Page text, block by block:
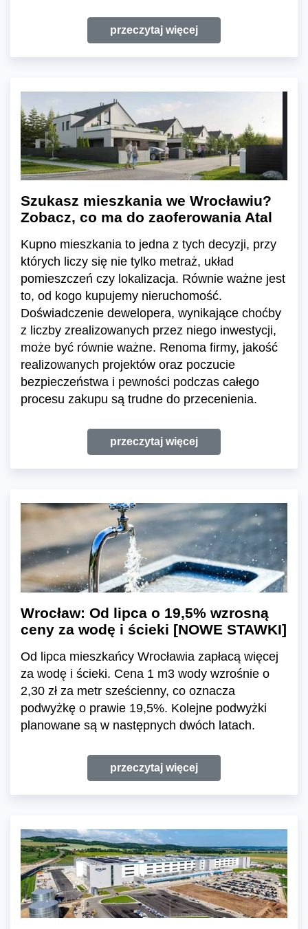
przeczytaj więcej
Szukasz mieszkania we Wrocławiu?
Zobacz, co ma do zaoferowania Atal
Kupno mieszkania to jedna z tych decyzji, przy
których liczy się nie tylko metraż, układ
pomieszczeń czy lokalizacja. Równie ważne jest
to, od kogo kupujemy nieruchomość.
Doświadczenie dewelopera, wynikające choćby
z liczby zrealizowanych przez niego inwestycji,
może być równie ważne. Renoma firmy, jakość
realizowanych projektów oraz poczucie
bezpieczeństwa i pewności podczas całego
procesu zakupu są trudne do przecenienia.
przeczytaj więcej
Wrocław: Od lipca o 19,5% wzrosną
ceny za wodę i ścieki [NOWE STAWKI]
Od lipca mieszkańcy Wrocławia zapłacą więcej
za wodę i ścieki. Cena 1 m3 wody wzrośnie o
2,30 zł za metr sześcienny, co oznacza
podwyżkę o prawie 19,5%. Kolejne podwyżki
planowane są w następnych dwóch latach.
przeczytaj więcej